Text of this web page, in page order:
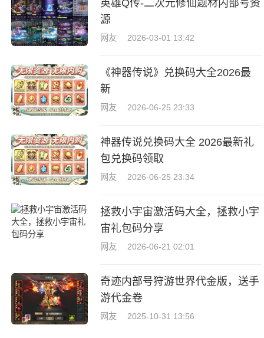
英雄Q传-二次元修仙题材内部号资
源
网友 2026-03-01 13:42
《神器传说》兑换码大全2026最
新
网友 2026-06-25 23:33
神器传说兑换码大全 2026最新礼
包兑换码领取
网友 2026-06-25 23:34
拯救小宇宙激活码大全，拯救小宇
宙礼包码分享
网友 2026-06-21 02:01
奇迹内部号狩游世界代金版，送手
游代金卷
网友 2025-10-31 13:56